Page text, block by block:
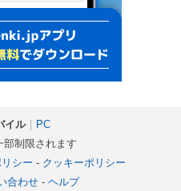
イル｜ PC
制限されます
シー - クッキーポリシー
合わせ- ヘルプ